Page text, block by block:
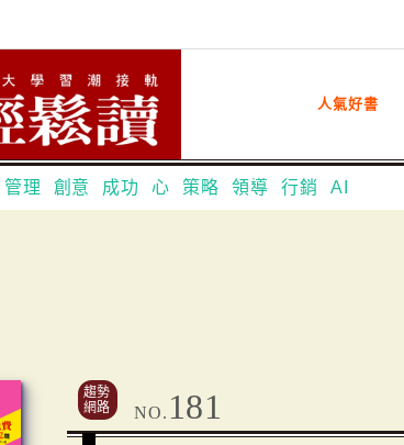
人氣好書
管理 創意 成功 心 策略 領導 行銷 AI
趨勢
網路
NO. 181